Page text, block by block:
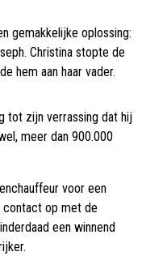
gemakkelijke oplossing:
Christina stopte de
hem aan haar vader.
tot zijn verrassing dat hij
meer dan 900.000
voor een
contact op met de
een winnend